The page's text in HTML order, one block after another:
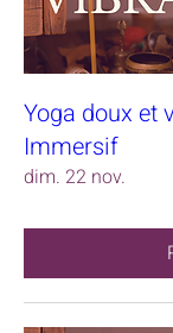
Yoga doux et
Immersif
dim. 22 nov.